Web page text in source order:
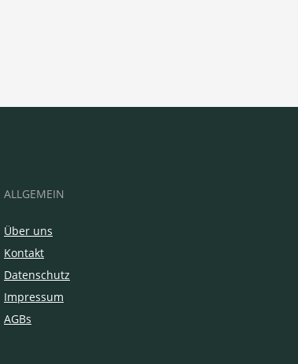
ALLGEMEIN
Über uns
Kontakt
Datenschutz
Impressum
AGBs